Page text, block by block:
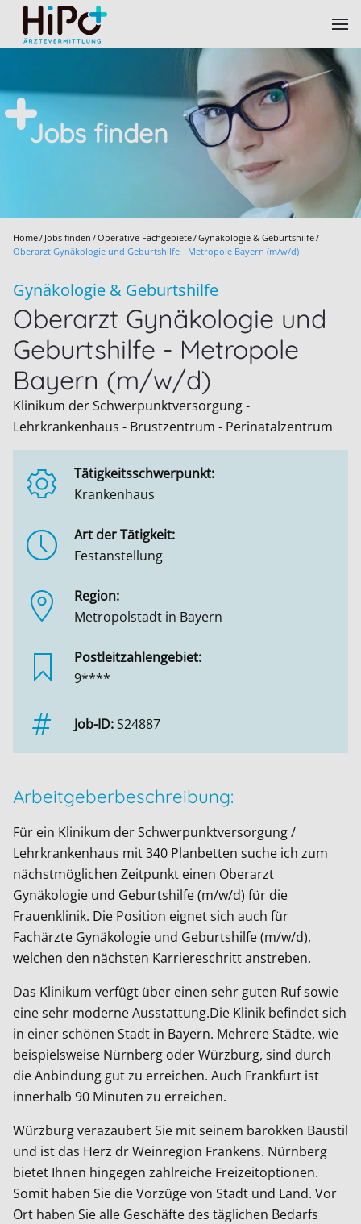
Skip to main content
Jobs finden
Home Jobs finden Operative Fachgebiete Gynäkologie & Geburtshilfe
Oberarzt Gynäkologie und Geburtshilfe - Metropole Bayern (m/w/d)
Gynäkologie & Geburtshilfe
Oberarzt Gynäkologie und
Geburtshilfe - Metropole
Bayern (m/w/d)
Klinikum der Schwerpunktversorgung -
Lehrkrankenhaus - Brustzentrum - Perinatalzentrum
Tätigkeitsschwerpunkt:
Krankenhaus
Art der Tätigkeit:
Festanstellung
Region:
Metropolstadt in Bayern
Postleitzahlengebiet:
9****
Job-ID:S24887
Arbeitgeberbeschreibung:
Für ein Klinikum der Schwerpunktversorgung /
Lehrkrankenhaus mit 340 Planbetten suche ich zum
nächstmöglichen Zeitpunkt einen Oberarzt
Gynäkologie und Geburtshilfe (m/w/d) für die
Frauenklinik. Die Position eignet sich auch für
Fachärzte Gynäkologie und Geburtshilfe (m/w/d),
welchen den nächsten Karriereschritt anstreben.
Das Klinikum verfügt über einen sehr guten Ruf sowie
eine sehr moderne Ausstattung.Die Klinik befindet sich
in einer schönen Stadt in Bayern. Mehrere Städte, wie
beispielsweise Nürnberg oder Würzburg, sind durch
die Anbindung gut zu erreichen. Auch Frankfurt ist
innerhalb 90 Minuten zu erreichen.
Würzburg verazaubert Sie mit seinem barokken Baustil
und ist das Herz dr Weinregion Frankens. Nürnberg
bietet Ihnen hingegen zahlreiche Freizeitoptionen.
Somit haben Sie die Vorzüge von Stadt und Land. Vor
Ort haben Sie alle Geschäfte des täglichen Bedarfs